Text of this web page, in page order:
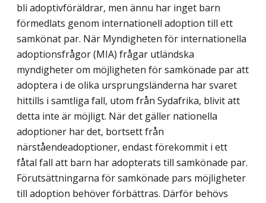
bli adoptiv­föräldrar, men ännu har inget barn
förmedlats genom internationell adoption till ett
samkönat par. När Myndigheten för internationella
adoptionsfrågor (MIA) frågar utländska
myndigheter om möjligheten för samkönade par att
adoptera i de olika ursprungsländerna har svaret
hittills i samtliga fall, utom från Sydafrika, blivit att
detta inte är möjligt. När det gäller nationella
adoptioner har det, bortsett från
närståendeadoptioner, endast förekommit i ett
fåtal fall att barn har adopterats till samkönade par.
Förutsättningarna för samkönade pars möjligheter
till adoption behöver förbättras. Därför behövs